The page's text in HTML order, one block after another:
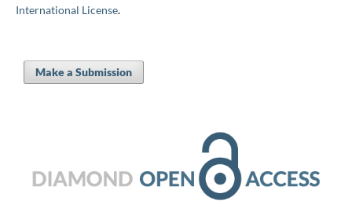
International License.
Make a Submission